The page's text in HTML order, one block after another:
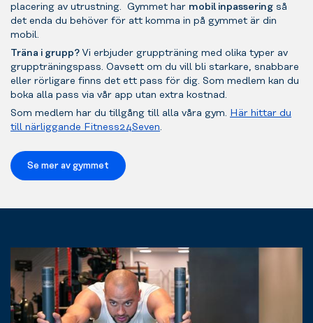
placering av utrustning. Gymmet har mobil inpassering så
det enda du behöver för att komma in på gymmet är din
mobil.
Träna i grupp?Vi erbjuder gruppträning med olika typer av
gruppträningspass. Oavsett om du vill bli starkare, snabbare
eller rörligare finns det ett pass för dig. Som medlem kan du
boka alla pass via vår app utan extra kostnad.
Som medlem har du tillgång till alla våra gym. Här hittar du
till närliggande Fitness24Seven.
Se mer av gymmet